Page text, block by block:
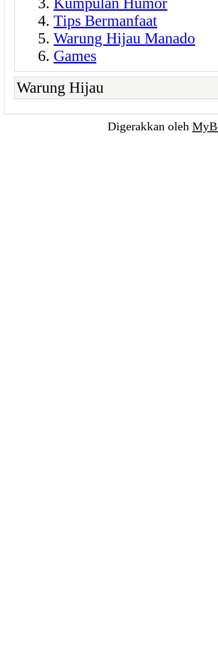
Tips Bermanfaat
Warung Hijau Manado
Games
Warung Hijau
Digerakkan oleh